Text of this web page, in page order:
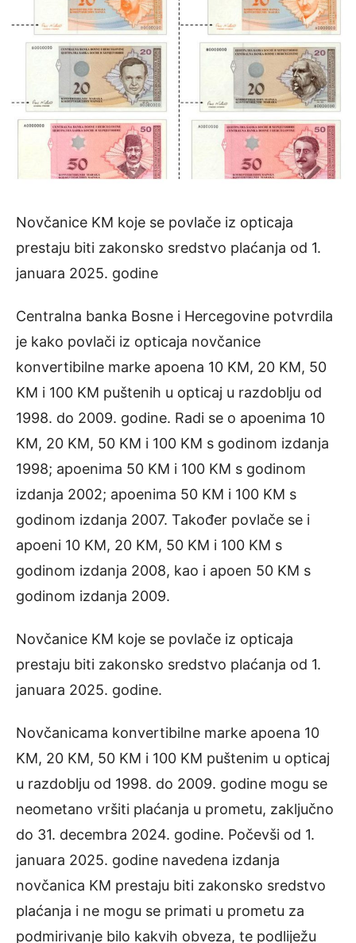
Novčanice KM koje se povlače iz opticaja
prestaju biti zakonsko sredstvo plaćanja od 1.
januara 2025. godine
Centralna banka Bosne i Hercegovine potvrdila
je kako povlači iz opticaja novčanice
konvertibilne marke apoena 10 KM, 20 KM, 50
KM i 100 KM puštenih u opticaj u razdoblju od
1998. do 2009. godine. Radi se o apoenima 10
KM, 20 KM, 50 KM i 100 KM s godinom izdanja
1998; apoenima 50 KM i 100 KM s godinom
izdanja 2002; apoenima 50 KM i 100 KM s
godinom izdanja 2007. Također povlače se i
apoeni 10 KM, 20 KM, 50 KM i 100 KM s
godinom izdanja 2008, kao i apoen 50 KM s
godinom izdanja 2009.
Novčanice KM koje se povlače iz opticaja
prestaju biti zakonsko sredstvo plaćanja od 1.
januara 2025. godine.
Novčanicama konvertibilne marke apoena 10
KM, 20 KM, 50 KM i 100 KM puštenim u opticaj
u razdoblju od 1998. do 2009. godine mogu se
neometano vršiti plaćanja u prometu, zaključno
do 31. decembra 2024. godine. Počevši od 1.
januara 2025. godine navedena izdanja
novčanica KM prestaju biti zakonsko sredstvo
plaćanja i ne mogu se primati u prometu za
podmirivanje bilo kakvih obveza, te podliježu